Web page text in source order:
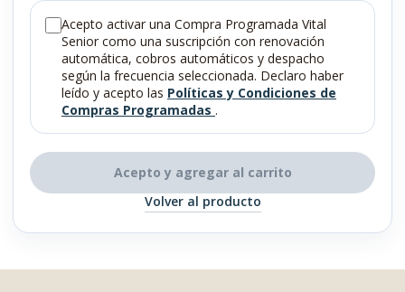
Acepto activar una Compra Programada Vital
Senior como una suscripción con renovación
automática, cobros automáticos y despacho
según la frecuencia seleccionada. Declaro haber
leído y acepto las Políticas y Condiciones de
Compras Programadas .
Acepto y agregar al carrito
Volver al producto